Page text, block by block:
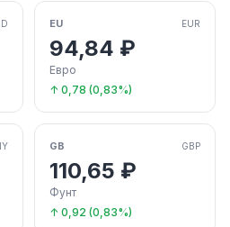
EU EUR
94,84 ₽
Евро
↑ 0,78 (0,83%)
GB GBP
110,65 ₽
Фунт
↑ 0,92 (0,83%)